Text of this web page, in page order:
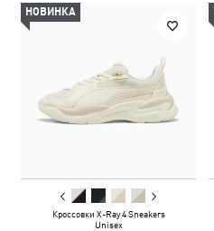
НОВИНКА
Кроссовки X-Ray 4 Sneakers
Unisex